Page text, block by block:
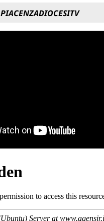
PIACENZADIOCESITV